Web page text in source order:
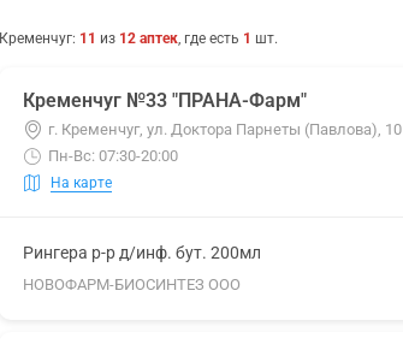
Кременчуг: 11 из 12 аптек, где есть 1 шт.
Кременчуг №33 "ПРАНА-Фарм"
г. Кременчуг, ул. Доктора Парнеты (Павлова), 10
Пн-Вс: 07:30-20:00
На карте
Рингера р-р д/инф. бут. 200мл
НОВОФАРМ-БИОСИНТЕЗ ООО